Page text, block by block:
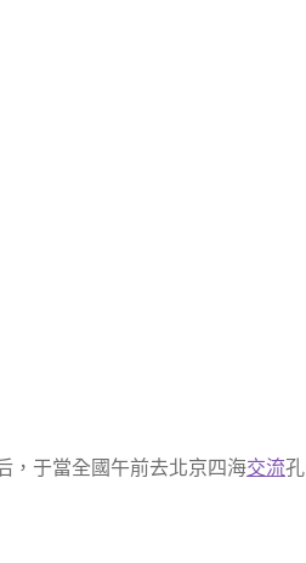
，于當全國午前去北京四海交流孔